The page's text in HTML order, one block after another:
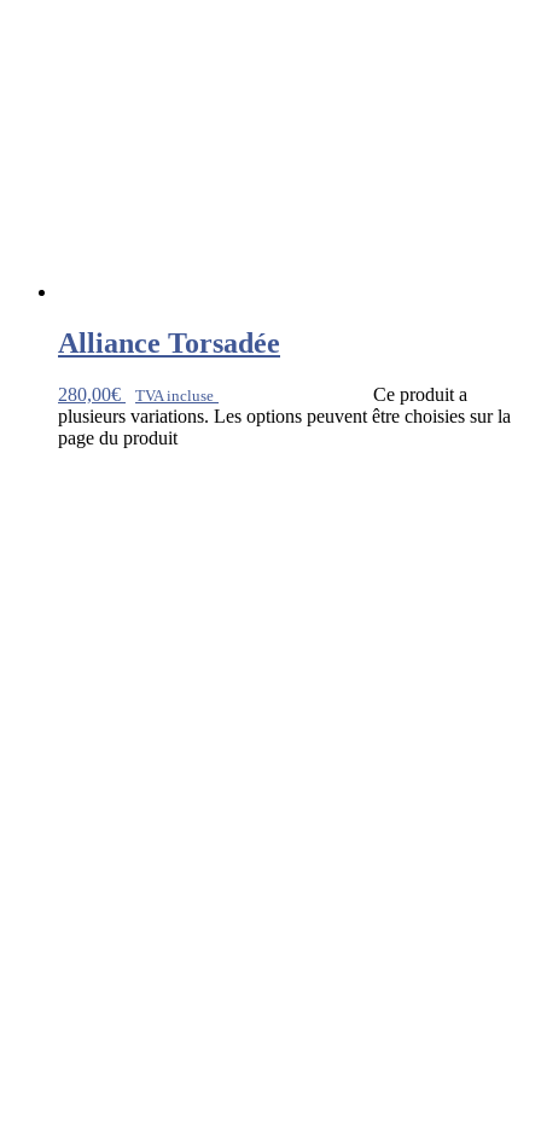
Alliance Torsadée
280,00€ TVA incluse
Ce produit a
plusieurs variations. Les options peuvent être choisies sur la
page du produit